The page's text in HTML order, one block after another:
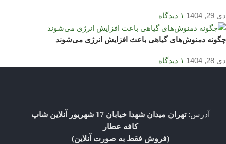
دی 29, 1404 ۱ دیدگاه
چگونه دمنوش‌های گیاهی باعث افزایش انرژی می‌شوند
دی 28, 1404 ۱ دیدگاه
آدرس:
تهران میدان شهدا خیابان 17 شهریور آنلاین شاپ
کافه عطار
(فروش فقط به صورت آنلاین)